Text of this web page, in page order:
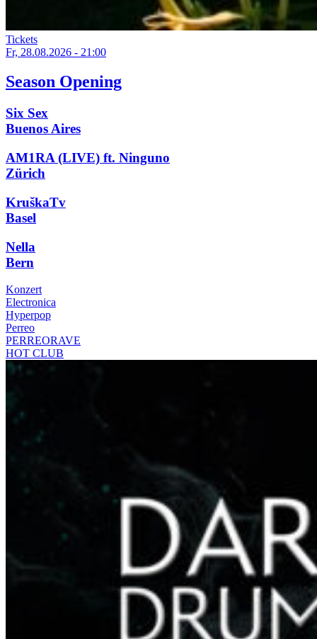
Tickets
Fr, 28.08.2026 - 21:00
Season Opening
Six Sex
Buenos Aires
AM1RA (LIVE) ft. Ninguno
Zürich
KruškaTv
Basel
Nella
Bern
Konzert
Electronica
Hyperpop
Perreo
PERREORAVE
HOT CLUB